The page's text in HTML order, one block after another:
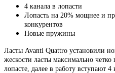
4 канала в лопасти
Лопасть на 20% мощнее и
конкурентов
Новые пружины
Ласты Avanti Quattro установили
жескости ласты максимально
лопасте, далее в работу вступают